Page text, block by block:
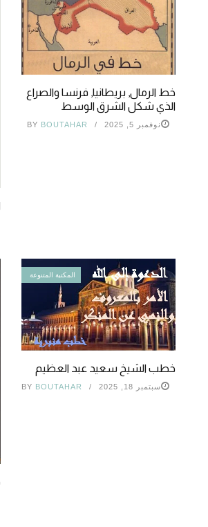
خط الرمال, بريطانيا, فرنسا والصراع
الذي شكل الشرق الوسط
نوفمبر 5, 2025 BY BOUTAHAR
المكتبة المتنوعة
خطب الشيخ سعيد عبد العظيم
سبتمبر 18, 2025 BY BOUTAHAR